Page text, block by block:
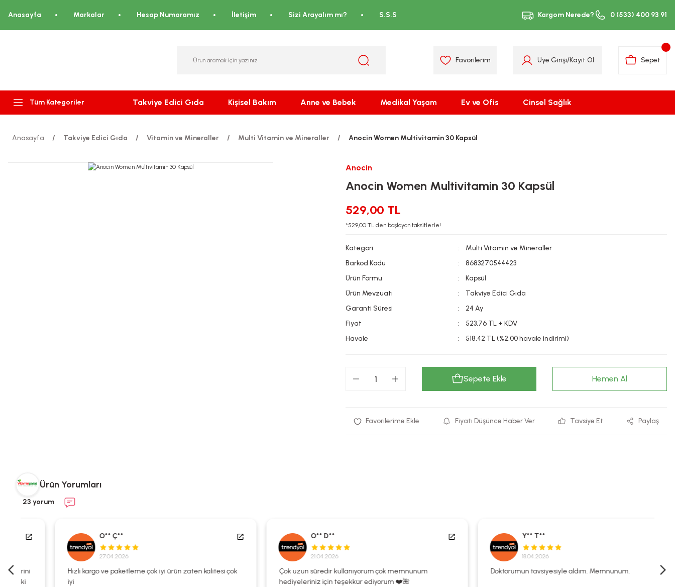
Anasayfa Markalar Hesap Numaramız İletişim Sizi Arayalım mı? S.S.S Kargom Nerede? 0 (533) 400 93 91
Favorilerim Üye Girişi/Kayıt Ol Sepet
Tüm Kategoriler Takviye Edici Gıda Kişisel Bakım Anne ve Bebek Medikal Yaşam Ev ve Ofis Cinsel Sağlık
Anasayfa Takviye Edici Gıda Vitamin ve Mineraller Multi Vitamin ve Mineraller Anocin Women Multivitamin 30 Kapsül
Anocin
Anocin Women Multivitamin 30 Kapsül
529,00 TL
*529,00 TL den başlayan taksitlerle!
Kategori
Multi Vitamin ve Mineraller
Barkod Kodu
8683270544423
Ürün Formu
Kapsül
Ürün Mevzuatı
Takviye Edici Gıda
Garanti Süresi
24 Ay
Fiyat
523,76 TL + KDV
Havale
518,42 TL (%2,00 havale indirimi)
Sepete Ekle Hemen Al
Fiyatı Düşünce Haber Ver Tavsiye Et Paylaş
Ürün Yorumları
23 yorum
O** Ç**
27.04.2026
Hızlı kargo ve paketleme çok iyi ürün zaten kalitesi çok
O** D**
21.04.2026
Çok uzun süredir kullanıyorum çok memnunum
hediyeleriniz için teşekkür ediyorum ❤️🌺
Y** T**
18.04.2026
Doktorumun tavsiyesiyle aldım. Memnunum.